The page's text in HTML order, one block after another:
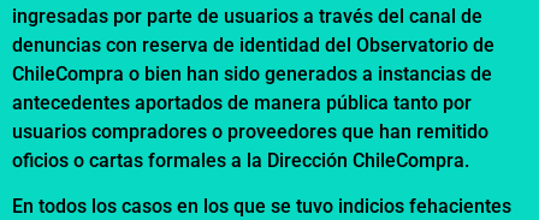
ingresadas por parte de usuarios a través del canal de
denuncias con reserva de identidad del Observatorio de
ChileCompra o bien han sido generados a instancias de
antecedentes aportados de manera pública tanto por
usuarios compradores o proveedores que han remitido
oficios o cartas formales a la Dirección ChileCompra.
En todos los casos en los que se tuvo indicios fehacientes